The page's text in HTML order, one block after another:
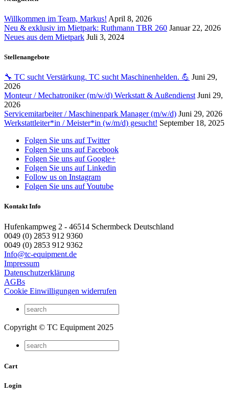
Willkommen im Team, Markus! April 8, 2026
Neu & exklusiv im Mietpark: Ruthmann TBR 260 Januar 22, 2026
Neues aus dem Mietpark Juli 3, 2024
Stellenangebote
🔧 TC sucht Verstärkung. TC sucht Maschinenhelden. 💪 Juni 29,
2026
Monteur / Mechatroniker (m/w/d) Werkstatt & Außendienst Juni 29,
2026
Servicemitarbeiter / Maschinenpark Manager (m/w/d) Juni 29, 2026
Werkstattleiter*in / Meister*in (w/m/d) gesucht! September 18, 2025
Folgen Sie uns auf Twitter
Folgen Sie uns auf Facebook
Folgen Sie uns auf Google+
Folgen Sie uns auf Linkedin
Follow us on Instagram
Folgen Sie uns auf Youtube
Kontakt Info
Hufenkampweg 2 - 46514 Schermbeck Deutschland
0049 (0) 2853 912 9360
0049 (0) 2853 912 9362
Info@tc-equipment.de
Impressum
Datenschutzerklärung
AGBs
Cookie Einwilligungen widerrufen
Copyright © TC Equipment 2025
Cart
Login